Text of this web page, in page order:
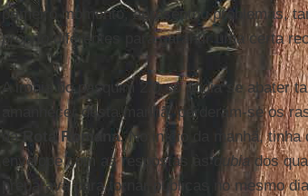
primeiro momento, apresentou problemas,
proprio
diferentes para garantir uma certa
A ironia do pasquim 2.0 só podia se abater
amanhecer desta manhã, perderam-se os
daRota Romana. No início da manhã, tinha
envelope com as respostas àsdubia dos
preparava para tornar públicas no mesmo